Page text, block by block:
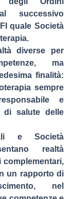
successivo
quale Società
diverse per
ma
sempre
e
di salute delle
e Società
realtà
complementari,
un rapporto di
nel